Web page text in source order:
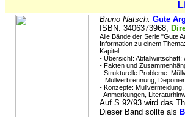
Bruno Natsch: Gute
ISBN: 3406373968,
Alle Bände der Serie "Gute
Information zu einem
Kapitel:
- Übersicht: Abfallwirtschaft;
- Fakten und
- Strukturelle Probleme:
Müllverbrennung,
- Konzepte:
- Anmerkungen,
Auf S.92/93 wird das
Dieser Band sollte als